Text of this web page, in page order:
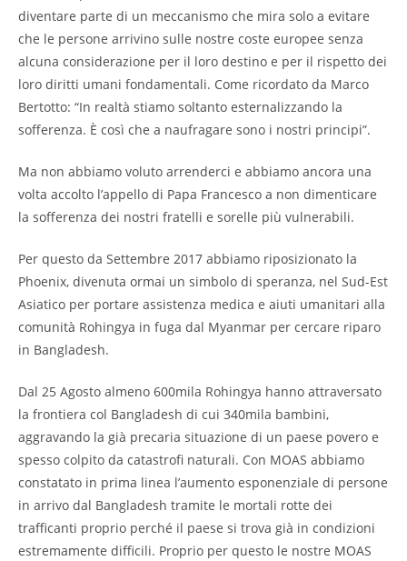
diventare parte di un meccanismo che mira solo a evitare
che le persone arrivino sulle nostre coste europee senza
alcuna considerazione per il loro destino e per il rispetto dei
loro diritti umani fondamentali. Come ricordato da Marco
Bertotto: “In realtà stiamo soltanto esternalizzando la
sofferenza. È così che a naufragare sono i nostri principi”.
Ma non abbiamo voluto arrenderci e abbiamo ancora una
volta accolto l’appello di Papa Francesco a non dimenticare
la sofferenza dei nostri fratelli e sorelle più vulnerabili.
Per questo da Settembre 2017 abbiamo riposizionato la
Phoenix, divenuta ormai un simbolo di speranza, nel Sud-Est
Asiatico per portare assistenza medica e aiuti umanitari alla
comunità Rohingya in fuga dal Myanmar per cercare riparo
in Bangladesh.
Dal 25 Agosto almeno 600mila Rohingya hanno attraversato
la frontiera col Bangladesh di cui 340mila bambini,
aggravando la già precaria situazione di un paese povero e
spesso colpito da catastrofi naturali. Con MOAS abbiamo
constatato in prima linea l’aumento esponenziale di persone
in arrivo dal Bangladesh tramite le mortali rotte dei
trafficanti proprio perché il paese si trova già in condizioni
estremamente difficili. Proprio per questo le nostre MOAS